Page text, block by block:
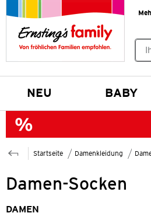
NEU BABY
Startseite Damenkleidung
Damen-Socken
DAMEN